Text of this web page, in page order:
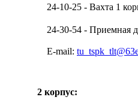
24-10-25 - Вахта 1
24-30-54 - Приемная
E-mail:
2 корпус: